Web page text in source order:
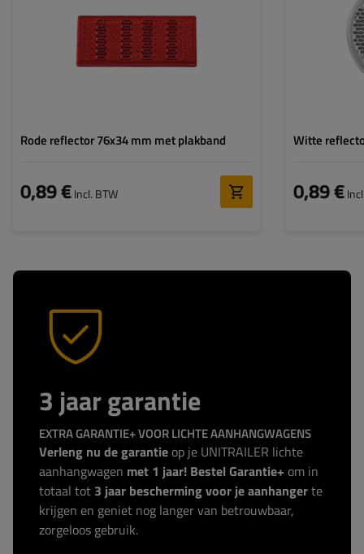
Rode reflector 76x34 mm met plakband
0,89 €Incl. BTW
5,3 mm
E20 IA
Witte
0,89 €
3 jaar garantie
EXTRA GARANTIE+ VOOR LICHTE AANHANGWAGENS
Verleng nu de garantie op je UNITRAILER lichte
aanhangwagen met 1 jaar! Bestel Garantie+ om in
totaal tot 3 jaar bescherming voor je aanhangerte
krijgen en geniet nog langer van betrouwbaar,
zorgeloos gebruik.